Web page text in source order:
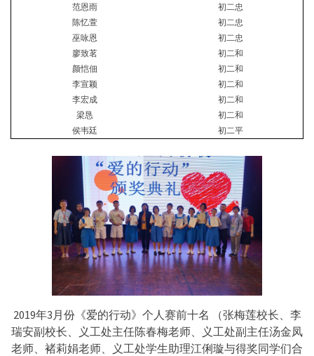
范恩雨
初二忠
陈忆萱
初二忠
巫咏恩
初二忠
廖致茗
初二和
颜恺佃
初二和
李宣颖
初二和
李宏成
初二和
梁恳
初二和
侯韦廷
初二平
2019年3月份《爱的行动》个人赛前十名 （张梅莲校长、李
瑞安副校长、义工处主任陈春梅老师、义工处副主任汤金凤
老师、褚莉娟老师、义工处学生助理江俐璇与得奖同学们合